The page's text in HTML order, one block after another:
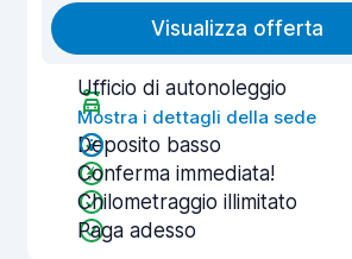
Visualizza offerta
Ufficio di autonoleggio
Mostra i dettagli della sede
Deposito basso
Conferma immediata!
Chilometraggio illimitato
Paga adesso